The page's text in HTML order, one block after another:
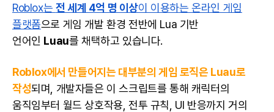
Roblox는 전 세계 4억 명 이상이 이용하는 온라인 게임
플랫폼으로 게임 개발 환경 전반에 Lua 기반
언어인 Luau를 채택하고 있습니다.
Roblox에서 만들어지는 대부분의 게임 로직은 Luau로
작성되며, 개발자들은 이 스크립트를 통해 캐릭터의
움직임부터 월드 상호작용, 전투 규칙, UI 반응까지 거의